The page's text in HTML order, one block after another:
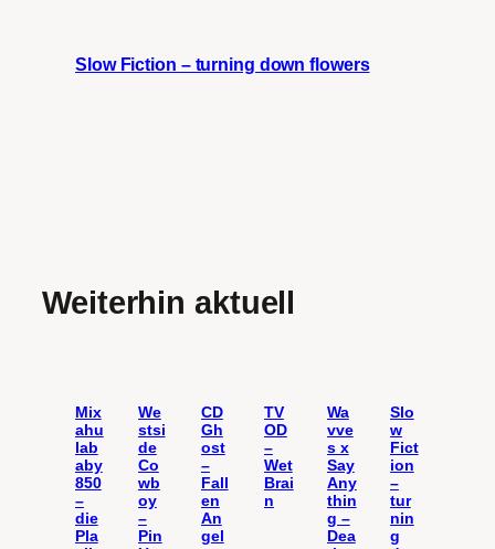
Slow Fiction – turning down flowers
Weiterhin aktuell
Mix
ahu
lab
aby
850
–
die
Pla
We
stsi
de
Co
wb
oy
–
Pin
CD
Gh
ost
–
Fall
en
An
gel
TV
OD
–
Wet
Brai
n
Wa
vve
s x
Say
Any
thin
g –
Dea
Slo
w
Fict
ion
–
tur
nin
g